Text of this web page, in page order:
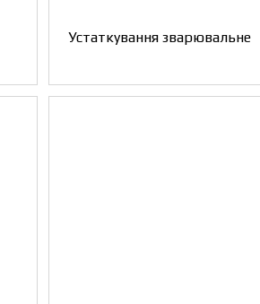
Устаткування зварювальне